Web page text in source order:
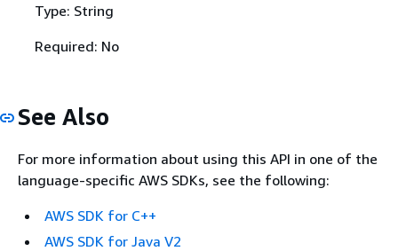
Type: String
Required: No
See Also
For more information about using this API in one of the
language-specific AWS SDKs, see the following:
AWS SDK for C++
AWS SDK for Java V2